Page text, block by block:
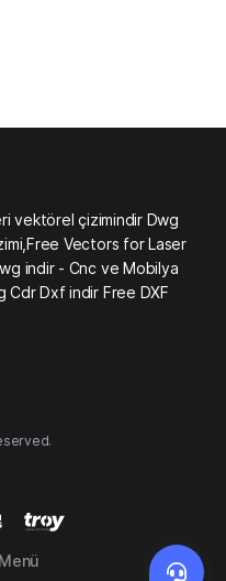
vektörel çizimindir Dwg
Vectors for Laser
indir - Cnc ve Mobilya
Cdr Dxf indir Free DXF
Menü